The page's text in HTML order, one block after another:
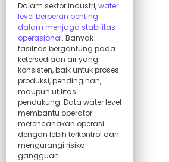
Dalam sektor industri,water
level berperan penting
dalam menjaga stabilitas
operasional. Banyak
fasilitas bergantung pada
ketersediaan air yang
konsisten, baik untuk proses
produksi, pendinginan,
maupun utilitas
pendukung. Data water level
membantu operator
merencanakan operasi
dengan lebih terkontrol dan
mengurangi risiko
gangguan.